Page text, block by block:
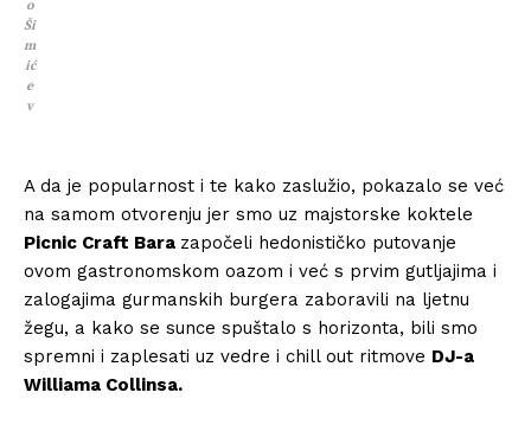
o
Ši
m
ić
e
v
A da je popularnost i te kako zaslužio, pokazalo se već
na samom otvorenju jer smo uz majstorske koktele
Picnic Craft Bara započeli hedonističko putovanje
ovom gastronomskom oazom i već s prvim gutljajima i
zalogajima gurmanskih burgera zaboravili na ljetnu
žegu, a kako se sunce spuštalo s horizonta, bili smo
spremni i zaplesati uz vedre i chill out ritmove DJ-a
Williama Collinsa.